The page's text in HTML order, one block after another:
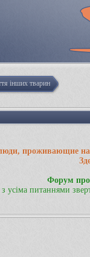
інших тварин
проживающие на
Форум
з усіма питаннями